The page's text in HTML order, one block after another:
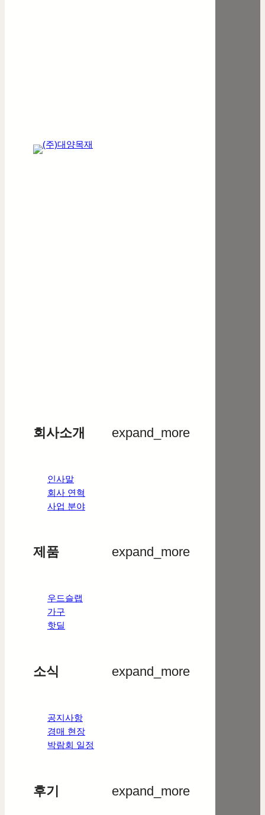
회사소개 expand_more
인사말
회사 연혁
사업 분야
제품 expand_more
우드슬랩
가구
핫딜
소식 expand_more
공지사항
경매 현장
박람회 일정
후기 expand_more